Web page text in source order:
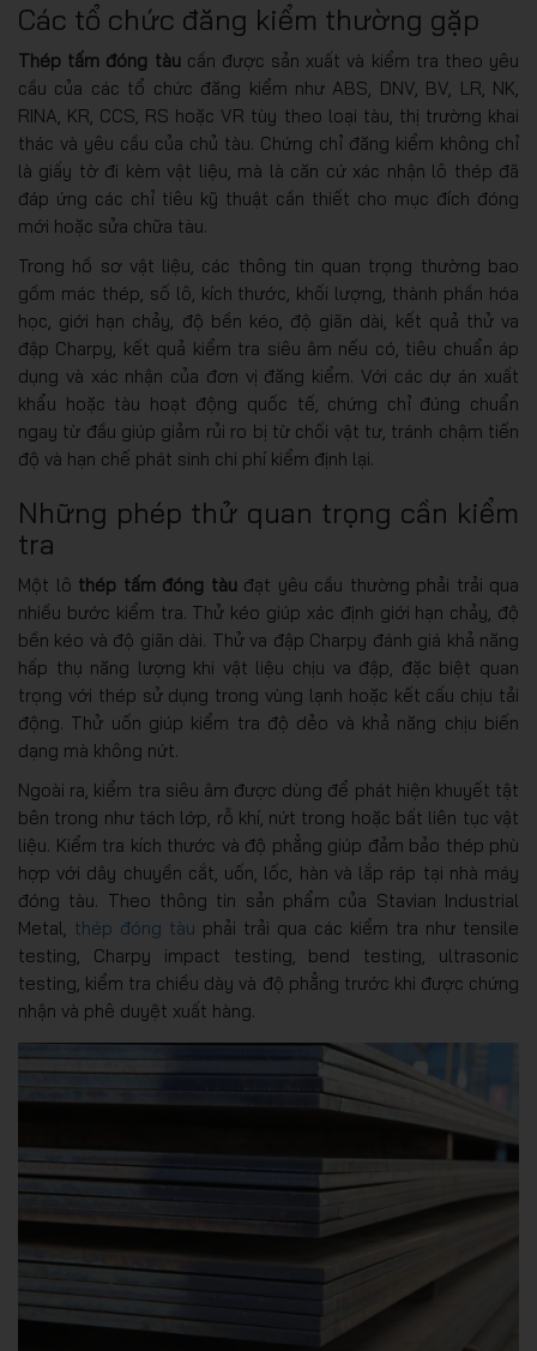
Các tổ chức đăng kiểm thường gặp
Thép tấm đóng tàucần được sản xuất và kiểm tra theo yêu
cầu của các tổ chức đăng kiểm như ABS, DNV, BV, LR, NK,
RINA, KR, CCS, RS hoặc VR tùy theo loại tàu, thị trường khai
thác và yêu cầu của chủ tàu. Chứng chỉ đăng kiểm không chỉ
là giấy tờ đi kèm vật liệu, mà là căn cứ xác nhận lô thép đã
đáp ứng các chỉ tiêu kỹ thuật cần thiết cho mục đích đóng
mới hoặc sửa chữa tàu.
Trong hồ sơ vật liệu, các thông tin quan trọng thường bao
gồm mác thép, số lô, kích thước, khối lượng, thành phần hóa
học, giới hạn chảy, độ bền kéo, độ giãn dài, kết quả thử va
đập Charpy, kết quả kiểm tra siêu âm nếu có, tiêu chuẩn áp
dụng và xác nhận của đơn vị đăng kiểm. Với các dự án xuất
khẩu hoặc tàu hoạt động quốc tế, chứng chỉ đúng chuẩn
ngay từ đầu giúp giảm rủi ro bị từ chối vật tư, tránh chậm tiến
độ và hạn chế phát sinh chi phí kiểm định lại.
Những phép thử quan trọng cần kiểm
tra
Một lô thép tấm đóng tàuđạt yêu cầu thường phải trải qua
nhiều bước kiểm tra. Thử kéo giúp xác định giới hạn chảy, độ
bền kéo và độ giãn dài. Thử va đập Charpy đánh giá khả năng
hấp thụ năng lượng khi vật liệu chịu va đập, đặc biệt quan
trọng với thép sử dụng trong vùng lạnh hoặc kết cấu chịu tải
động. Thử uốn giúp kiểm tra độ dẻo và khả năng chịu biến
dạng mà không nứt.
Ngoài ra, kiểm tra siêu âm được dùng để phát hiện khuyết tật
bên trong như tách lớp, rỗ khí, nứt trong hoặc bất liên tục vật
liệu. Kiểm tra kích thước và độ phẳng giúp đảm bảo thép phù
hợp với dây chuyền cắt, uốn, lốc, hàn và lắp ráp tại nhà máy
đóng tàu. Theo thông tin sản phẩm của Stavian Industrial
Metal, thép đóng tàu phải trải qua các kiểm tra như tensile
testing, Charpy impact testing, bend testing, ultrasonic
testing, kiểm tra chiều dày và độ phẳng trước khi được chứng
nhận và phê duyệt xuất hàng.